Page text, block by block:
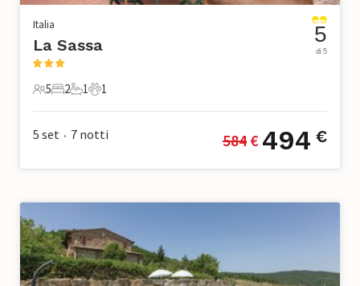
Italia
La Sassa
5 Ospiti
5
2 Camere da letto
2
1 Bagno
1
1 Animale domestico
1
5
di 5
5 set • 7 notti 584 € 494 €